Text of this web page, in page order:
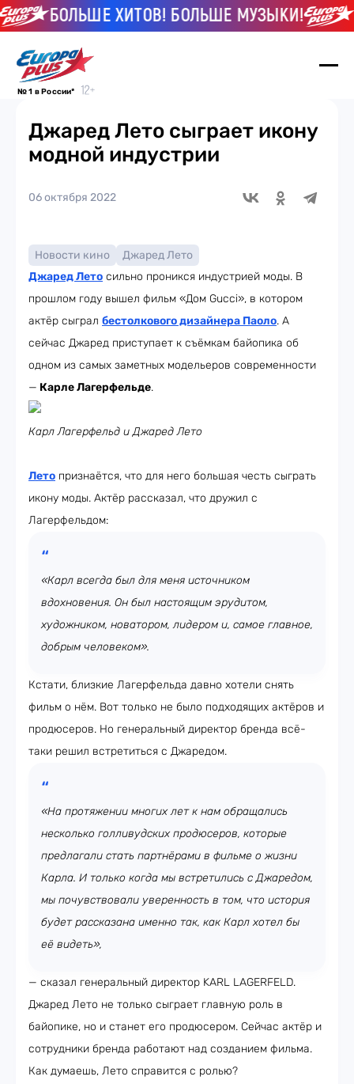
БОЛЬШЕ ХИТОВ! БОЛЬШЕ МУЗЫКИ!
№ 1 в России*
Джаред Лето сыграет икону
модной индустрии
06 октября 2022
Новости кино
Джаред Лето
Джаред Лето сильно проникся индустрией моды. В
прошлом году вышел фильм «Дом Gucci», в котором
актёр сыграл бестолкового дизайнера Паоло. А
сейчас Джаред приступает к съёмкам байопика об
одном из самых заметных модельеров современности
— Карле Лагерфельде.
Карл Лагерфельд и Джаред Лето
Лето признаётся, что для него большая честь сыграть
икону моды. Актёр рассказал, что дружил с
Лагерфельдом:
«Карл всегда был для меня источником
вдохновения. Он был настоящим эрудитом,
художником, новатором, лидером и, самое главное,
добрым человеком».
Кстати, близкие Лагерфельда давно хотели снять
фильм о нём. Вот только не было подходящих актёров и
продюсеров. Но генеральный директор бренда всё-
таки решил встретиться с Джаредом.
«На протяжении многих лет к нам обращались
несколько голливудских продюсеров, которые
предлагали стать партнёрами в фильме о жизни
Карла. И только когда мы встретились с Джаредом,
мы почувствовали уверенность в том, что история
будет рассказана именно так, как Карл хотел бы
её видеть»,
— сказал генеральный директор KARL LAGERFELD.
Джаред Лето не только сыграет главную роль в
байопике, но и станет его продюсером. Сейчас актёр и
сотрудники бренда работают над созданием фильма.
Как думаешь, Лето справится с ролью?